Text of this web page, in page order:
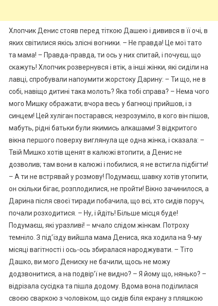
Хлопчик Денис стояв перед тіткою Дашею і дивився в її очі, в
яких світилися якісь злісні вогники. – Не правда! Це мої тато
та мама! – Правда-правда, ти ось у них спитай, і почуєш, що
скажуть! Хлопчик розвернувся і втік, а інші жінки, які сиділи на
лавці, спробували напоумити жорстоку Дарину: – Ти що, не в
собі, навіщо дитині така молоть? Яка тобі справа? – Нема чого
мого Мишку ображати; вчора весь у багнюці прийшов, і з
синцем! Цей хуліган постарався; незрозуміло, в кого він пішов,
мабуть, рідні батьки були якимись алкашами! З відкритого
вікна першого поверху виглянула ще одна жінка, і сказала: –
Твій Мишко хотів щенят в калюжі втопити, а Денис не
дозволив; там вони в калюжі і побилися, я не встигла підбігти!
– А ти не встрявай у розмову! Подумаєш, шавку хотів утопити,
он скільки бігає, розплодилися, не пройти! Вікно зачинилося, а
Дарина після своєї тиради побачила, що всі, хто сидів поруч,
почали розходитися. – Ну, і йдіть! Більше місця буде!
Подумаєш, які уразливі! – мчало слідом жінкам. Потроху
темніло. З під’їзду вийшла мама Дениса, яка ходила на 9-му
місяці вагітності і ось-ось збиралася народжувати. – Тіто
Дашко, ви мого Дениску не бачили, щось не можу
додзвонитися, а на подвір’ї не видно? – Я йому що, нянько? –
відрізала сусідка та пішла додому. Вдома вона поділилася
своєю сваркою з чоловіком, що сидів біля екрану з пляшкою